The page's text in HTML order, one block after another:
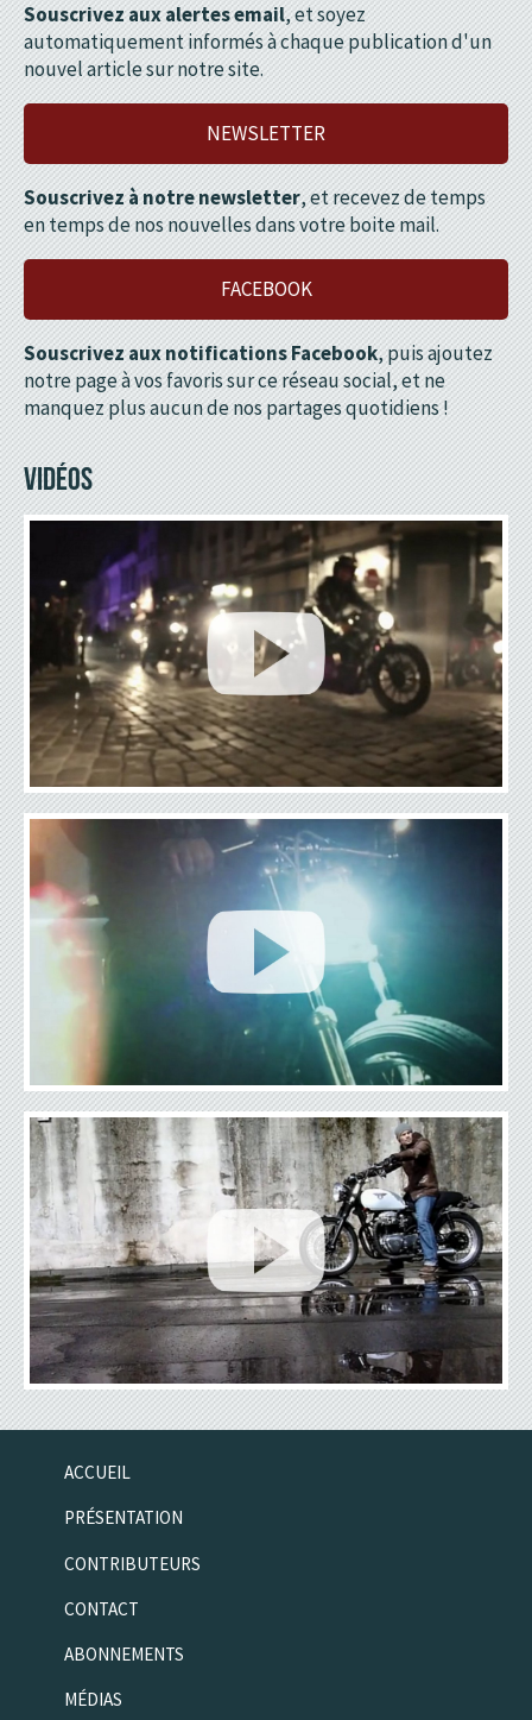
Souscrivez aux alertes email, et soyez
automatiquement informés à chaque publication d'un
nouvel article sur notre site.
NEWSLETTER
Souscrivez à notre newsletter, et recevez de temps
en temps de nos nouvelles dans votre boite mail.
FACEBOOK
Souscrivez aux notifications Facebook, puis ajoutez
notre page à vos favoris sur ce réseau social, et ne
manquez plus aucun de nos partages quotidiens !
VIDÉOS
ACCUEIL
PRÉSENTATION
CONTRIBUTEURS
CONTACT
ABONNEMENTS
MÉDIAS